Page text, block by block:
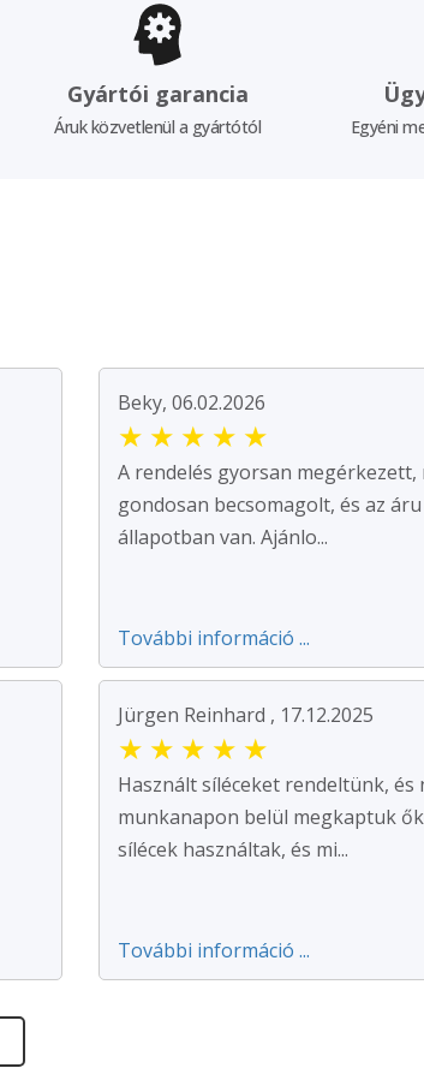
Gyártói garancia
Áruk közvetlenül a gyártótól Egyéni
Beky, 06.02.2026
★ ★ ★ ★ ★
A rendelés gyorsan megérkezett,
gondosan becsomagolt, és az
állapotban van. Ajánlo...
További információ ...
Jürgen Reinhard , 17.12.2025
★ ★ ★ ★ ★
Használt síléceket rendeltünk, és
munkanapon belül megkaptuk
sílécek használtak, és mi...
További információ ...